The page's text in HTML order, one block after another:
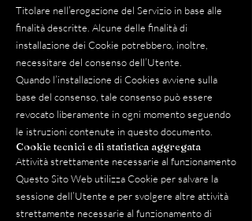
Titolare nell’erogazione del Servizio in base alle
finalità descritte. Alcune delle finalità di
installazione dei Cookie potrebbero, inoltre,
necessitare del consenso dell’Utente.
Quando l’installazione di Cookies avviene sulla
base del consenso, tale consenso può essere
revocato liberamente in ogni momento seguendo
le istruzioni contenute in questo documento.
Cookie tecnici e di statistica aggregata
Attività strettamente necessarie al funzionamento
Questo Sito Web utilizza Cookie per salvare la
sessione dell’Utente e per svolgere altre attività
strettamente necessarie al funzionamento di